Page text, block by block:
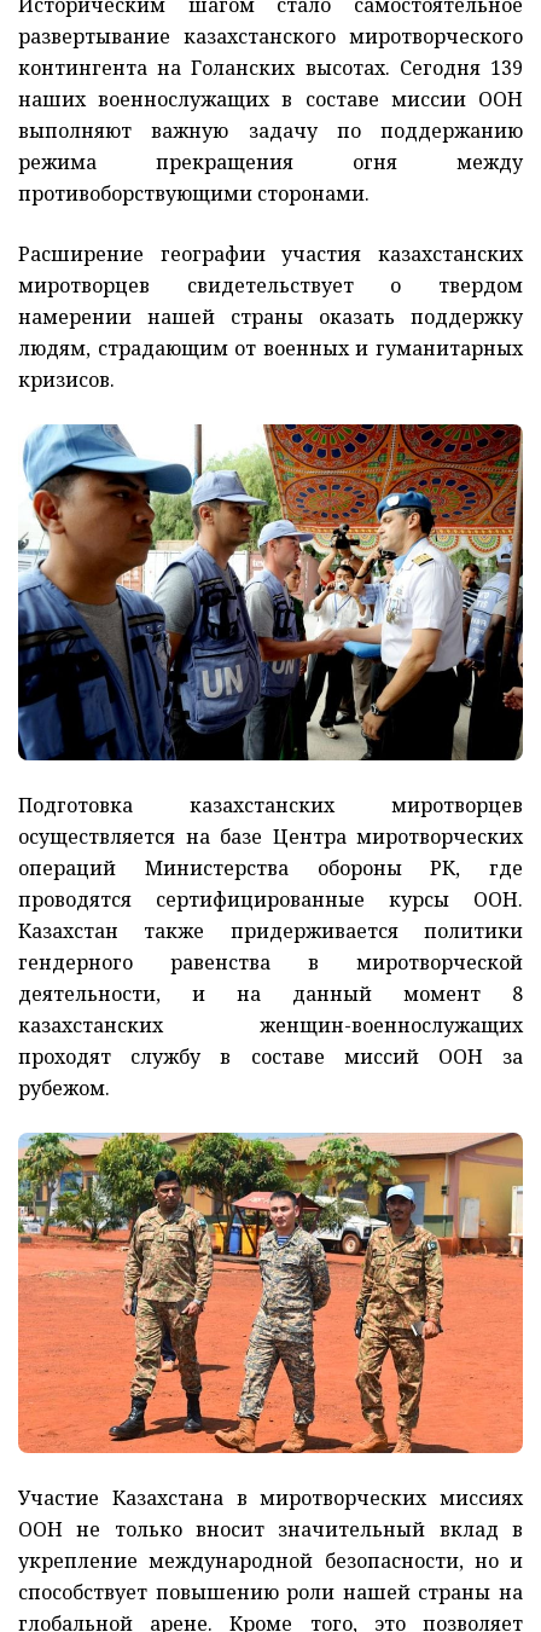
развертывание казахстанского миротворческого
контингента на Голанских высотах. Сегодня 139
наших военнослужащих в составе миссии ООН
выполняют важную задачу по поддержанию
режима прекращения огня между
противоборствующими сторонами.
Расширение географии участия казахстанских
миротворцев свидетельствует о твердом
намерении нашей страны оказать поддержку
людям, страдающим от военных и гуманитарных
кризисов.
Подготовка казахстанских миротворцев
осуществляется на базе Центра миротворческих
операций Министерства обороны РК, где
проводятся сертифицированные курсы ООН.
Казахстан также придерживается политики
гендерного равенства в миротворческой
деятельности, и на данный момент 8
казахстанских женщин-военнослужащих
проходят службу в составе миссий ООН за
рубежом.
Участие Казахстана в миротворческих миссиях
ООН не только вносит значительный вклад в
укрепление международной безопасности, но и
способствует повышению роли нашей страны на
глобальной арене. Кроме того, это позволяет